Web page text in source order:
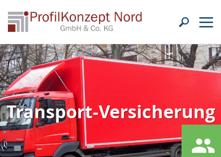
Transport-Versicherung